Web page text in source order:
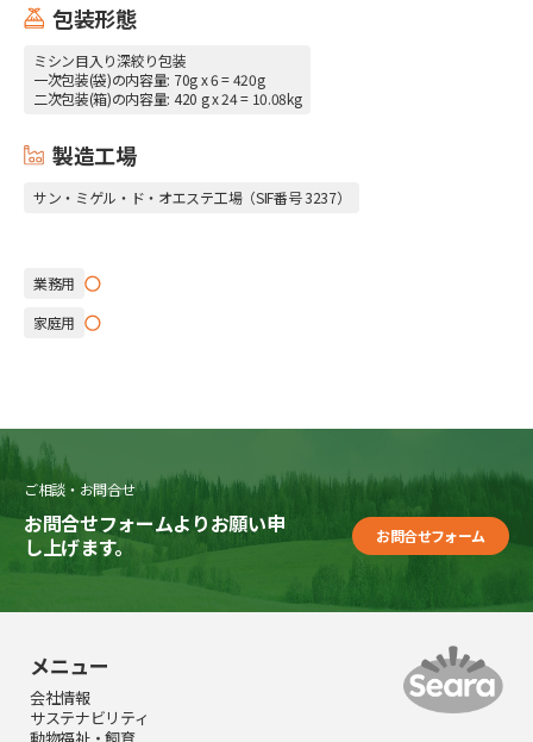
包装形態
ミシン目入り深絞り包装
一次包装(袋)の内容量: 70g x 6 = 420g
二次包装(箱)の内容量: 420 g x 24 = 10.08kg
製造工場
サン・ミゲル・ド・オエステ工場（SIF番号 3237）
業務用
家庭用
ご相談・お問合せ
お問合せフォームよりお願い申
し上げます。
お問合せフォーム
メニュー
会社情報
サステナビリティ